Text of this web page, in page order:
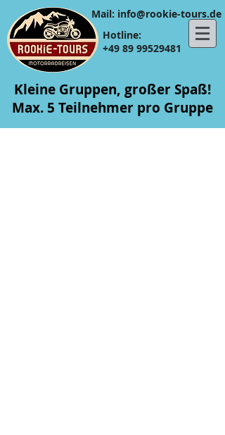
Hotline:
+49 89 99529481
​​Mail: info@rookie-tours.de
Kleine Gruppen, großer Spaß!
Max. 5 Teilnehmer pro Gruppe